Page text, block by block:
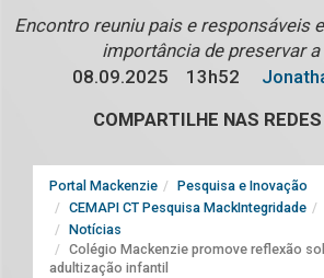
Encontro reuniu pais e responsáveis
importância de preservar
08.09.2025
13h52
COMPARTILHE NAS
Portal Mackenzie
Pesquisa e Inovação
CEMAPI CT Pesquisa MackIntegridade
Notícias
Colégio Mackenzie promove reflexão
adultização infantil